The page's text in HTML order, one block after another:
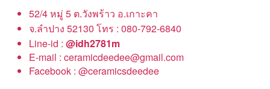
52/4 หมู่ 5 ต.วังพร้าว อ.เกาะคา
จ.ลำปาง 52130 โทร : 080-792-6840
Line-id : @idh2781m
E-mail : ceramicdeedee@gmail.com
Facebook : @ceramicsdeedee